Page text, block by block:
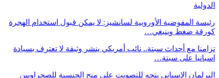
الدولية
رئيسة المفوضية الأوروبية لسانشيز: لا يمكن قبول استخدام الهجرة
كورقة ضغط وينبغي…
تزامنا مع أحداث سبتة.. نائب أمريكي ينشر وثيقة لا تعترف بسيادة
اسبانيا على سبتة…
البرلمان الإسباني يتجه للتصويت على منح الجنسية للصحراويين